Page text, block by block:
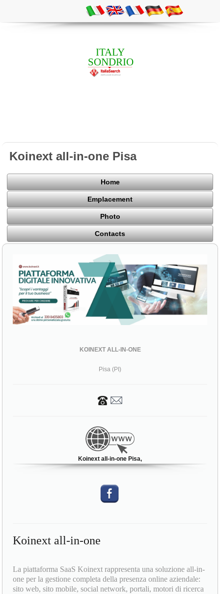
ITALY
SONDRIO
Koinext all-in-one Pisa
Home
Emplacement
Photo
Contacts
KOINEXT ALL-IN-ONE
Pisa (PI)
Koinext all-in-one Pisa,
Koinext all-in-one
La piattaforma SaaS Koinext rappresenta una soluzione all-in-
one per la gestione completa della presenza online aziendale:
sito web, sito mobile, social network, portali, motori di ricerca